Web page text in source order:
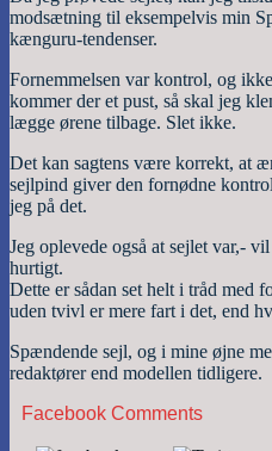
modsætning til eksempelvis min
kænguru-tendenser.
Fornemmelsen var kontrol, og
kommer der et pust, så skal jeg
lægge ørene tilbage. Slet ikke.
Det kan sagtens være korrekt, at
sejlpind giver den fornødne
jeg på det.
Jeg oplevede også at sejlet var,-
hurtigt.
Dette er sådan set helt i tråd med
uden tvivl er mere fart i det, end
Spændende sejl, og i mine øjne
redaktører end modellen tidligere.
Facebook Comments